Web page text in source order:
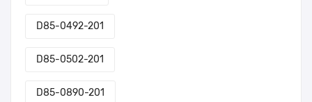
D85-0492-201
D85-0502-201
D85-0890-201